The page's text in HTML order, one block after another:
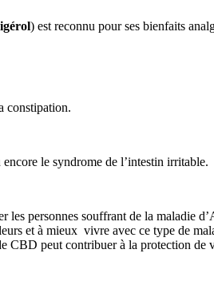
) est reconnu pour ses bienfaits
constipation.
le syndrome de l’intestin irritable.
personnes souffrant de la maladie
et à mieux vivre avec ce type de
CBD peut contribuer à la protection de